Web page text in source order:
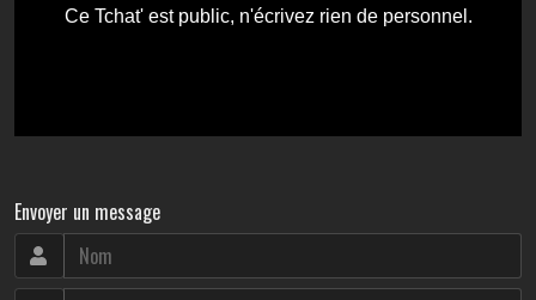
Envoyer un message